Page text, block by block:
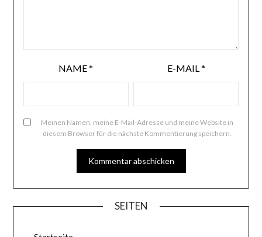
NAME* E-MAIL *
Meinen Namen, meine E-Mail-Adresse und meine Website in
diesem Browser für die nächste Kommentierung speichern.
SEITEN